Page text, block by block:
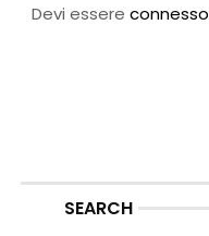
Devi essere connesso
SEARCH